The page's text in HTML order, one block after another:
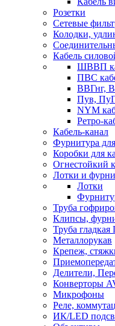
Розетки
Сетевые
Колодки,
Кабель
ШВВП
ПВС
ВВГнг,
Пув,
NYM
Ретро-
Кабель-канал
Фурнитура
Коробки для
Огнестойкий
Лотки и
Лотки
Труба
Клипсы,
Труба
Металлорукав
Крепеж,
Делители,
Конверторы
Микрофоны
Реле,
ИК/LED